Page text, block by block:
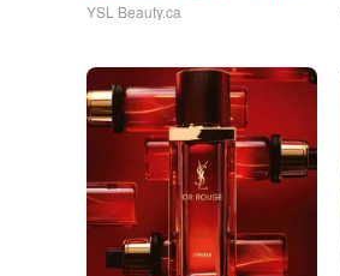
YSL Beauty.ca